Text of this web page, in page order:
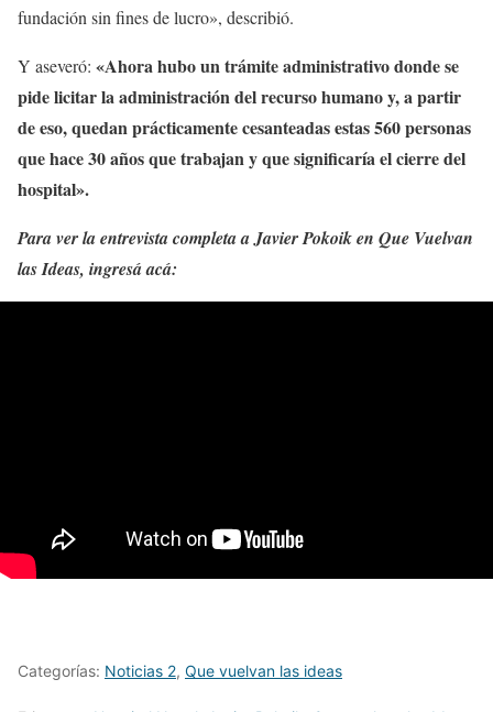
fundación sin fines de lucro», describió.
Y aseveró: «Ahora hubo un trámite administrativo donde se
pide licitar la administración del recurso humano y, a partir
de eso, quedan prácticamente cesanteadas estas 560 personas
que hace 30 años que trabajan y que significaría el cierre del
hospital».
Para ver la entrevista completa a Javier Pokoik en Que Vuelvan
las Ideas, ingresá acá:
Categorías: Noticias 2, Que vuelvan las ideas